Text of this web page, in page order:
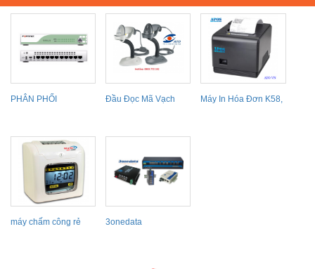
PHÂN PHỐI
Đầu Đọc Mã Vạch
Máy In Hóa Đơn K58,
máy chấm công rẻ
3onedata